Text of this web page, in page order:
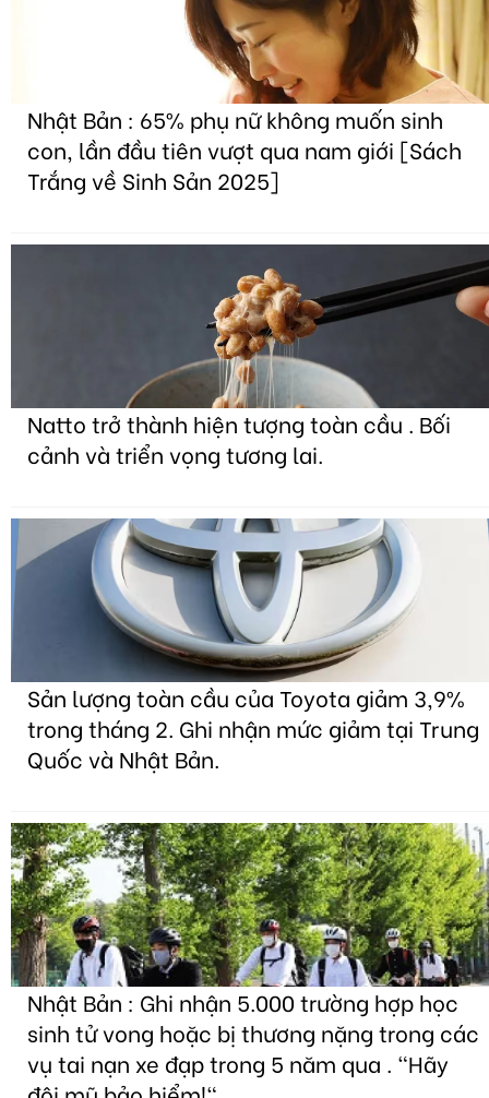
Nhật Bản : 65% phụ nữ không muốn sinh
con, lần đầu tiên vượt qua nam giới [Sách
Trắng về Sinh Sản 2025]
Natto trở thành hiện tượng toàn cầu . Bối
cảnh và triển vọng tương lai.
Sản lượng toàn cầu của Toyota giảm 3,9%
trong tháng 2. Ghi nhận mức giảm tại Trung
Quốc và Nhật Bản.
Nhật Bản : Ghi nhận 5.000 trường hợp học
sinh tử vong hoặc bị thương nặng trong các
vụ tai nạn xe đạp trong 5 năm qua . "Hãy